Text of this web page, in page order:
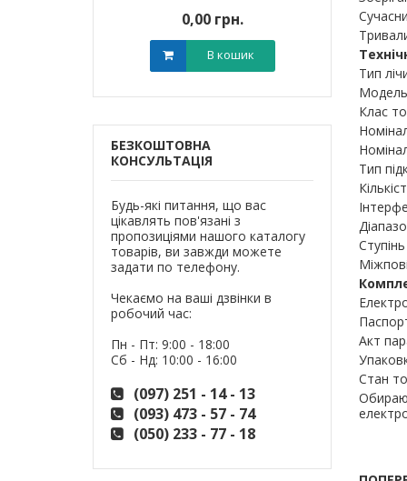
0,00 грн.
В кошик
БЕЗКОШТОВНА
КОНСУЛЬТАЦІЯ
Будь-які питання, що вас
цікавлять пов'язані з
пропозиціями нашого каталогу
товарів, ви завжди можете
задати по телефону.
Чекаємо на ваші дзвінки в
робочий час:
Пн - Пт: 9:00 - 18:00
Сб - Нд: 10:00 - 16:00
(097) 251 - 14 - 13
(093) 473 - 57 - 74
(050) 233 - 77 - 18
Тип
Клас
Тип
Акт
Стан